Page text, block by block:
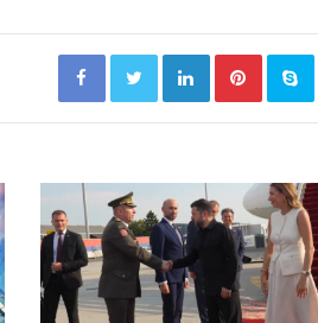
FacebookTwitterLinkedIn